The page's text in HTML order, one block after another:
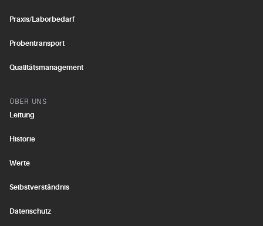
Praxis/Laborbedarf
Probentransport
Qualitätsmanagement
ÜBER UNS
Leitung
Historie
Werte
Selbstverständnis
Datenschutz